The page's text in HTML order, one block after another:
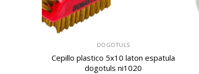
DOGOTULS
Cepillo plastico 5x10 laton espatula
dogotuls ni1020